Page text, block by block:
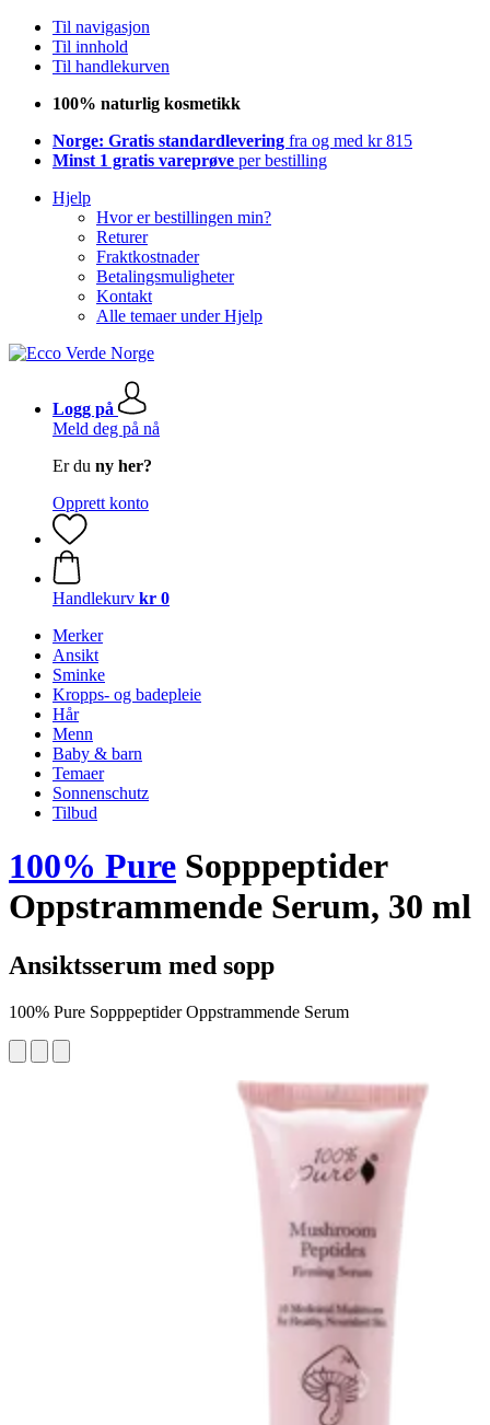
Til navigasjon
Til innhold
Til handlekurven
100% naturlig kosmetikk
Norge: Gratis standardlevering fra og med kr 815
Minst 1 gratis vareprøve per bestilling
Hjelp
Hvor er bestillingen min?
Returer
Fraktkostnader
Betalingsmuligheter
Kontakt
Alle temaer under Hjelp
Logg på
Meld deg på nå
Er du ny her?
Opprett konto
Handlekurv kr 0
Merker
Ansikt
Sminke
Kropps- og badepleie
Hår
Menn
Baby & barn
Temaer
Sonnenschutz
Tilbud
100% Pure Sopppeptider
Oppstrammende Serum, 30 ml
Ansiktsserum med sopp
100% Pure Sopppeptider Oppstrammende Serum